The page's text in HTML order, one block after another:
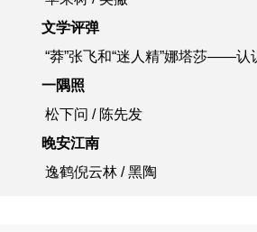
文学评弹
“莽”张飞和“迷人精”娜塔莎——认
一隅照
松下问 / 陈先发
晚安江南
逸鹤倪云林 / 黑陶